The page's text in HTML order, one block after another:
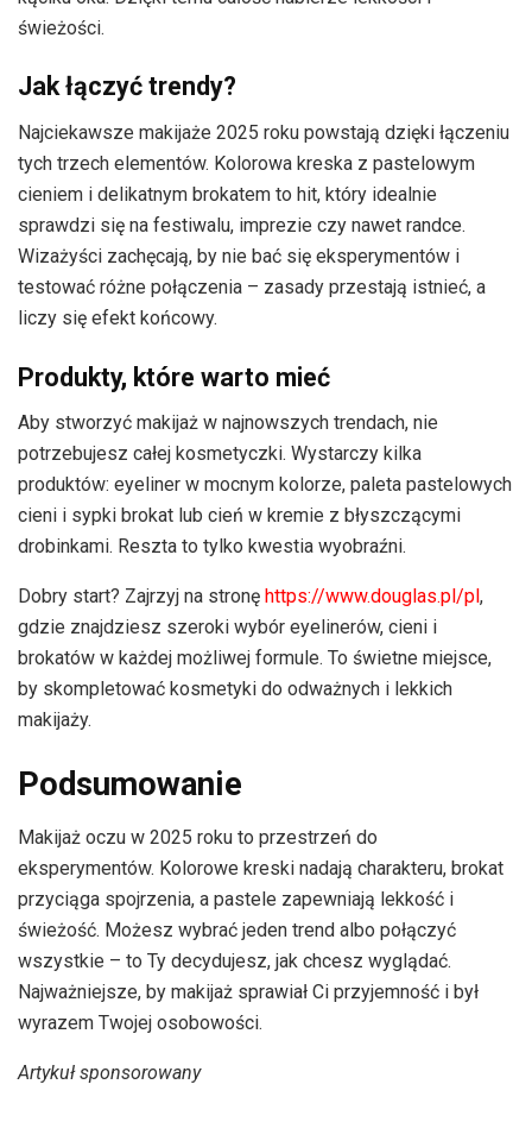
świeżości.
Jak łączyć trendy?
Najciekawsze makijaże 2025 roku powstają dzięki łączeniu
tych trzech elementów. Kolorowa kreska z pastelowym
cieniem i delikatnym brokatem to hit, który idealnie
sprawdzi się na festiwalu, imprezie czy nawet randce.
Wizażyści zachęcają, by nie bać się eksperymentów i
testować różne połączenia – zasady przestają istnieć, a
liczy się efekt końcowy.
Produkty, które warto mieć
Aby stworzyć makijaż w najnowszych trendach, nie
potrzebujesz całej kosmetyczki. Wystarczy kilka
produktów: eyeliner w mocnym kolorze, paleta pastelowych
cieni i sypki brokat lub cień w kremie z błyszczącymi
drobinkami. Reszta to tylko kwestia wyobraźni.
Dobry start? Zajrzyj na stronę https://www.douglas.pl/pl ,
gdzie znajdziesz szeroki wybór eyelinerów, cieni i
brokatów w każdej możliwej formule. To świetne miejsce,
by skompletować kosmetyki do odważnych i lekkich
makijaży.
Podsumowanie
Makijaż oczu w 2025 roku to przestrzeń do
eksperymentów. Kolorowe kreski nadają charakteru, brokat
przyciąga spojrzenia, a pastele zapewniają lekkość i
świeżość. Możesz wybrać jeden trend albo połączyć
wszystkie – to Ty decydujesz, jak chcesz wyglądać.
Najważniejsze, by makijaż sprawiał Ci przyjemność i był
wyrazem Twojej osobowości.
Artykuł sponsorowany